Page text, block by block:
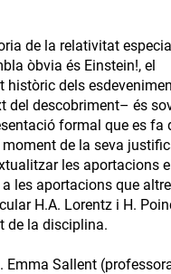
de la relativitat
òbvia és Einstein!, el
històric dels
del descobriment– és
formal que es fa
moment de la seva
les aportacions
les aportacions que
H.A. Lorentz i H.
de la disciplina.
Emma Sallent